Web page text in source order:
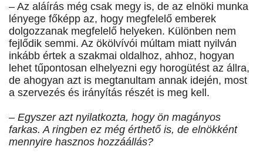
– Az aláírás még csak megy is, de az elnöki munka
lényege főképp az, hogy megfelelő emberek
dolgozzanak megfelelő helyeken. Különben nem
fejlődik semmi. Az ökölvívói múltam miatt nyilván
inkább értek a szakmai oldalhoz, ahhoz, hogyan
lehet tűpontosan elhelyezni egy horogütést az állra,
de ahogyan azt is megtanultam annak idején, most
a szervezés és irányítás részét is meg kell.
– Egyszer azt nyilatkozta, hogy ön magányos
farkas. A ringben ez még érthető is, de elnökként
mennyire hasznos hozzáállás?